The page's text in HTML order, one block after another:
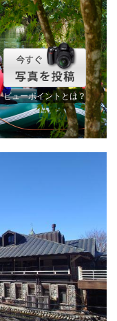
ビューポイントとは？